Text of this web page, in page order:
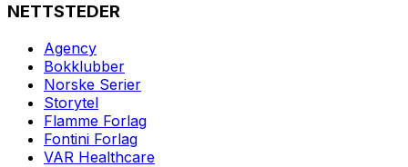
NETTSTEDER
Agency
Bokklubber
Norske Serier
Storytel
Flamme Forlag
Fontini Forlag
VAR Healthcare